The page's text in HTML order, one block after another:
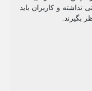
و کاربران باید
بگیرند.